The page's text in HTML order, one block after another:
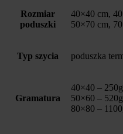
Rozmiar
poduszki
40×40 cm,
50×70 cm,
Typ szycia poduszka
Gramatura
40×40 –
50×60 –
80×80 –